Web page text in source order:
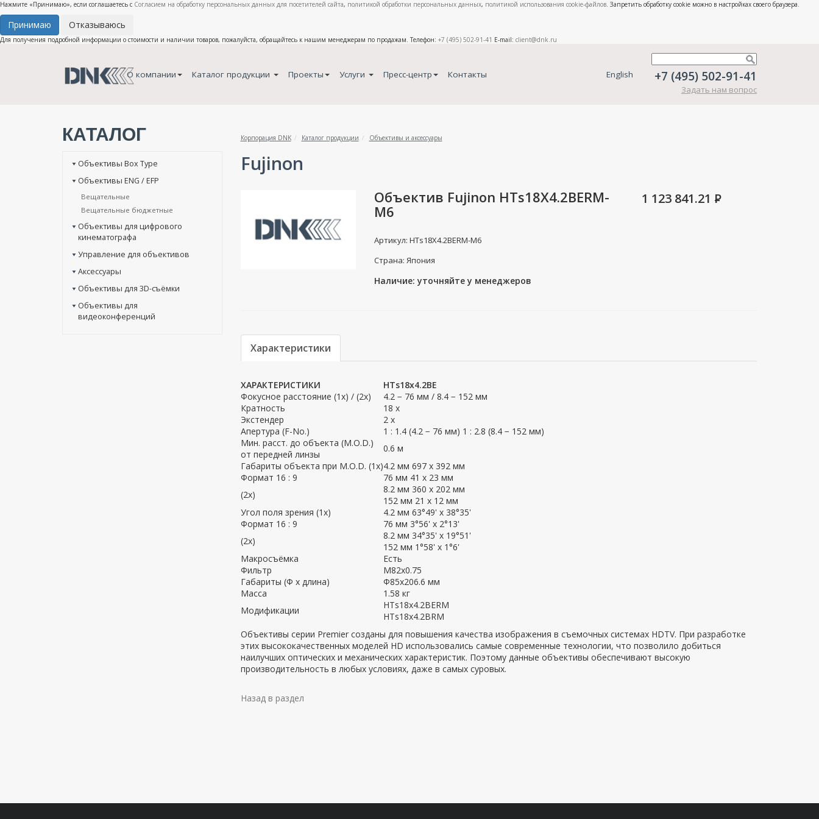
Нажмите «Принимаю», если соглашаетесь с Согласием на обработку персональных данных для посетителей сайта, политикой обработки персональных данных, политикой использования cookie-файлов. Запретить обработку cookie можно в настройках своего браузера.
Принимаю Отказываюсь
Для получения подробной информации о стоимости и наличии товаров, пожалуйста, обращайтесь к нашим менеджерам по продажам. Телефон: +7 (495) 502-91-41 E-mail: client@dnk.ru
О компании Каталог продукции Проекты Услуги Пресс-центр Контакты English +7 (495) 502-91-41
Задать нам вопрос
КАТАЛОГ Корпорация DNK Каталог продукции Объективы и аксессуары
Объективы Box Type
Объективы ENG / EFP
Вещательные
Вещательные бюджетные
Объективы для цифрового
кинематографа
Управление для объективов
Аксессуары
Объективы для 3D-съёмки
Объективы для
видеоконференций
Fujinon
Объектив Fujinon HTs18X4.2BERM-
M6
Артикул: HTs18X4.2BERM-M6
Страна: Япония
Наличие: уточняйте у менеджеров
1 123 841.21 P
Характеристики
ХАРАКТЕРИСТИКИ
HTs18x4.2BE
Фокусное расстояние (1x) / (2x)
4.2 − 76 мм / 8.4 − 152 мм
Кратность
18 x
Экстендер
2 х
Апертура (F-No.)
1 : 1.4 (4.2 − 76 мм) 1 : 2.8 (8.4 − 152 мм)
Мин. расст. до объекта (М.O.D.)
от передней линзы
0.6 м
Габариты объекта при М.O.D. (1x)4.2 мм 697 x 392 мм
Формат 16 : 9
76 мм 41 x 23 мм
(2x)
8.2 мм 360 x 202 мм
152 мм 21 x 12 мм
Угол поля зрения (1x)
4.2 мм 63°49' x 38°35'
Формат 16 : 9
76 мм 3°56' x 2°13'
(2x)
8.2 мм 34°35' x 19°51'
152 мм 1°58' x 1°6'
Макросъёмка
Есть
Фильтр
М82x0.75
Габариты (Ф х длина)
Ф85x206.6 мм
Масса
1.58 кг
Модификации
HTs18x4.2BERМ
HTs18x4.2BRМ
Объективы серии Premier созданы для повышения качества изображения в съемочных системах HDTV. При разработке
этих высококачественных моделей HD использовались самые современные технологии, что позволило добиться
наилучших оптических и механических характеристик. Поэтому данные объективы обеспечивают высокую
производительность в любых условиях, даже в самых суровых.
Назад в раздел